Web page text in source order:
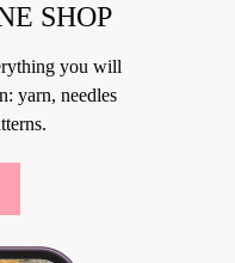
SHOP
you will
yarn, needles